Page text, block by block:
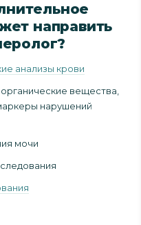
направить
анализы крови
вещества,
нарушений
мочи